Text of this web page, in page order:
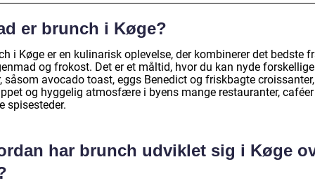
er brunch i Køge?
i Køge er en kulinarisk oplevelse, der kombinerer det bedste
og frokost. Det er et måltid, hvor du kan nyde forskellige
såsom avocado toast, eggs Benedict og friskbagte
og hyggelig atmosfære i byens mange restauranter,
spisesteder.
har brunch udviklet sig i Køge